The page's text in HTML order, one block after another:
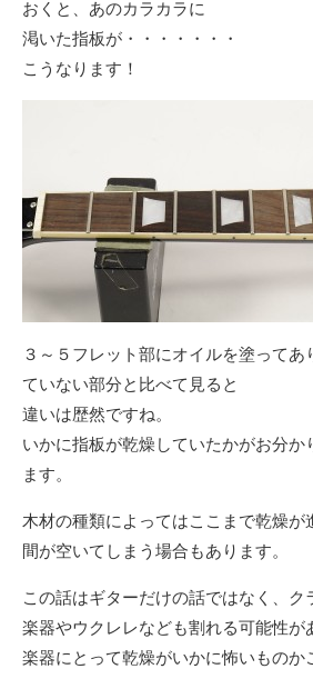
おくと、あのカラカラに
渇いた指板が・・・・・・・
こうなります！
３～５フレット部にオイルを塗ってあ
ていない部分と比べて見ると
違いは歴然ですね。
いかに指板が乾燥していたかがお分か
ます。
木材の種類によってはここまで乾燥が
間が空いてしまう場合もあります。
この話はギターだけの話ではなく、ク
楽器やウクレレなども割れる可能性が
楽器にとって乾燥がいかに怖いものか